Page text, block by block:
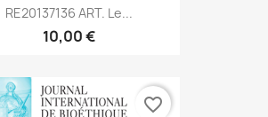
RE20137136 ART. Le...
10,00 €
favorite_border